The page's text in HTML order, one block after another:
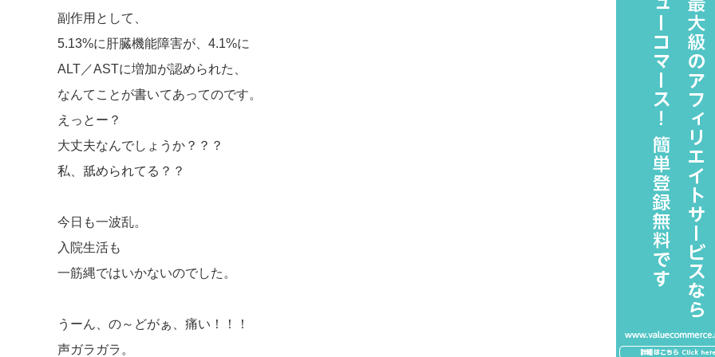
副作用として、
5.13%に肝臓機能障害が、4.1%に
ALT／ASTに増加が認められた、
なんてことが書いてあってのです。
えっとー？
大丈夫なんでしょうか？？？
私、舐められてる？？
今日も一波乱。
入院生活も
一筋縄ではいかないのでした。
うーん、の～どがぁ、痛い！！！
声ガラガラ。